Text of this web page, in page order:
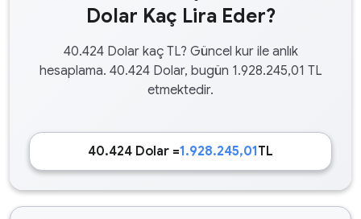
Dolar Kaç Lira Eder?
40.424 Dolar kaç TL? Güncel kur ile anlık
hesaplama. 40.424 Dolar, bugün 1.928.245,01 TL
etmektedir.
40.424 Dolar =1.928.245,01TL